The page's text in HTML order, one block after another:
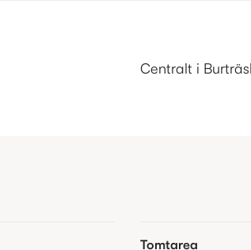
Centralt i
Tomtarea